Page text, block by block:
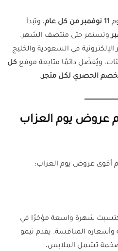
11 نوفمبر من كل عام
، وتبدأ
وتستمر حتى منتصف الشهر.
في السعودية والخليج
ويُفضّل دائمًا متابعة موقع كل
الحصري لكل متجر.
عروض يوم العزاب
أقوى عروض يوم العزاب:
شهرة واسعة مؤخرًا في
المنافسة. يقدم تيمو
تشمل الملابس،